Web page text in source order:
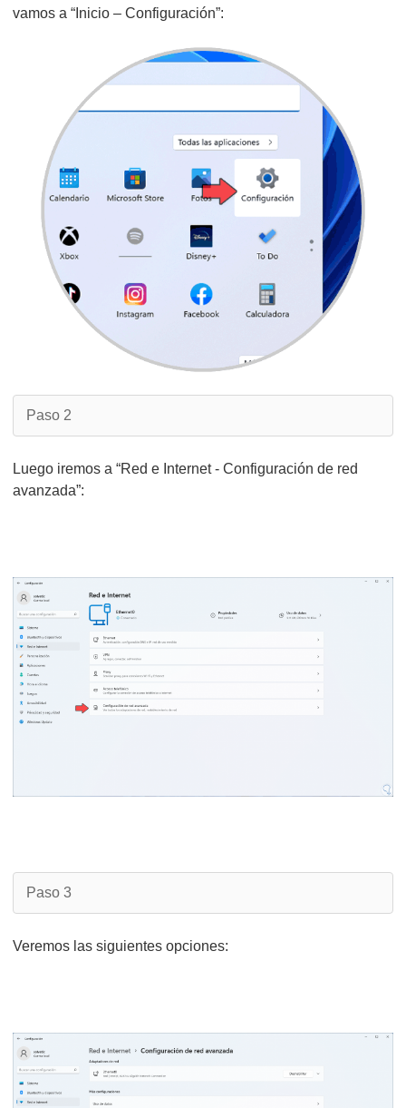
vamos a “Inicio – Configuración”:
Paso 2
Luego iremos a “Red e Internet - Configuración de red
avanzada”:
Paso 3
Veremos las siguientes opciones: